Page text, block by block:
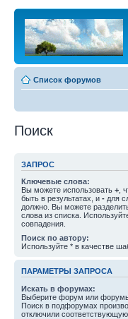
Список форумов
Поиск
ЗАПРОС
Ключевые слова:
Вы можете использовать + ,
быть в результатах, и - для
должно. Вы можете
слова из списка.
совпадения.
Поиск по автору:
Используйте * в качестве
ПАРАМЕТРЫ ЗАПРОСА
Искать в форумах:
Выберите форум или
Поиск в подфорумах
отключили